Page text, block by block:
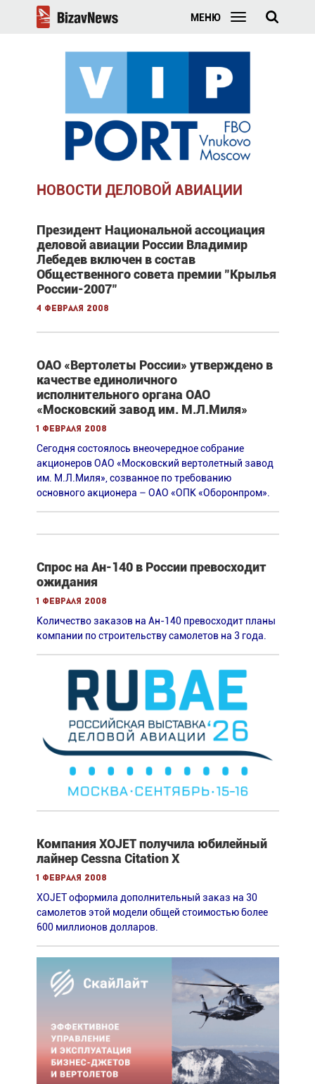
МЕНЮ
НОВОСТИ ДЕЛОВОЙ АВИАЦИИ
Президент Национальной ассоциация
деловой авиации России Владимир
Лебедев включен в состав
Общественного совета премии "Крылья
России-2007"
4 февраля 2008
ОАО «Вертолеты России» утверждено в
качестве единоличного
исполнительного органа ОАО
«Московский завод им. М.Л.Миля»
1 февраля 2008
Сегодня состоялось внеочередное собрание
акционеров ОАО «Московский вертолетный завод
им. М.Л.Миля», созванное по требованию
основного акционера – ОАО «ОПК «Оборонпром».
Спрос на Ан-140 в России превосходит
ожидания
1 февраля 2008
Количество заказов на Ан-140 превосходит планы
компании по строительству самолетов на 3 года.
Компания XOJET получила юбилейный
лайнер Cessna Citation X
1 февраля 2008
XOJET оформила дополнительный заказ на 30
самолетов этой модели общей стоимостью более
600 миллионов долларов.